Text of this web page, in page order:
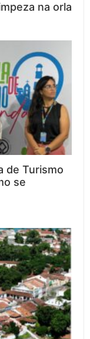
na orla
de Turismo
se